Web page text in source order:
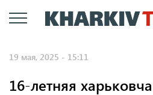
к
19 мая, 2025 - 15:11
16-летняя